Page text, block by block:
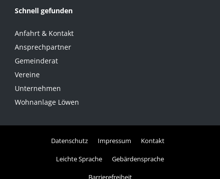
Schnell gefunden
Anfahrt & Kontakt
Ansprechpartner
Gemeinderat
Vereine
Unternehmen
Wohnanlage Löwen
Datenschutz Impressum Kontakt
Leichte Sprache Gebärdensprache
Barrierefreiheit